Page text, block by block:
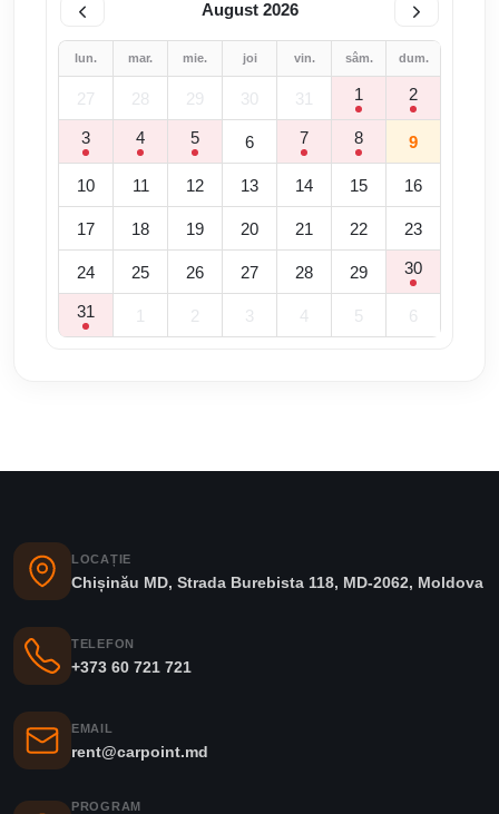
August 2026
lun. mar. mie. joi vin. sâm. dum.
27 28 29 30 31 1 2
3 4 5 6 7 8 9
10 11 12 13 14 15 16
17 18 19 20 21 22 23
24 25 26 27 28 29 30
31 1 2 3 4 5 6
LOCAȚIE
Chișinău MD, Strada Burebista 118, MD-2062, Moldova
TELEFON
+373 60 721 721
EMAIL
rent@carpoint.md
PROGRAM